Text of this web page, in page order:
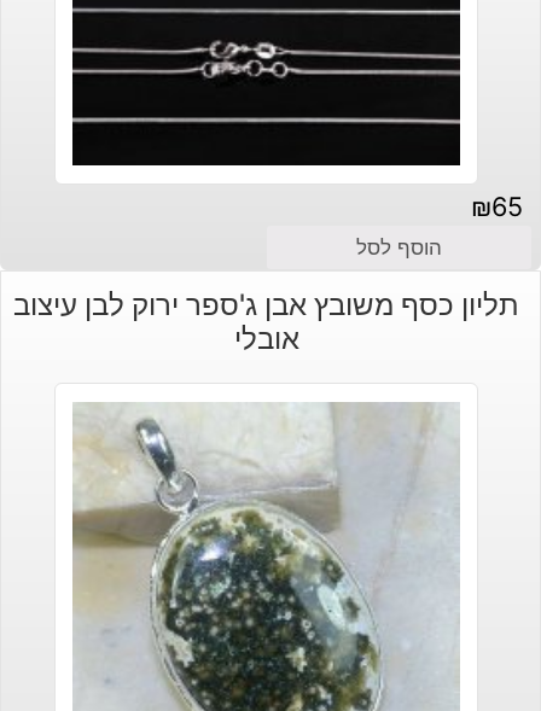
₪65
הוסף לסל
תליון כסף משובץ אבן ג'ספר ירוק לבן עיצוב
אובלי